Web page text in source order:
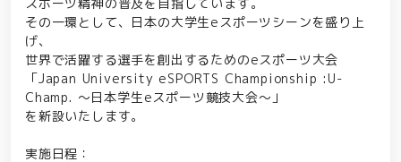
その一環として、日本の大学生eスポーツシーンを盛り上
げ、
世界で活躍する選手を創出するためのeスポーツ大会
「Japan University eSPORTS Championship :U-
Champ. ～日本学生eスポーツ競技大会～」
を新設いたします。
実施日程：